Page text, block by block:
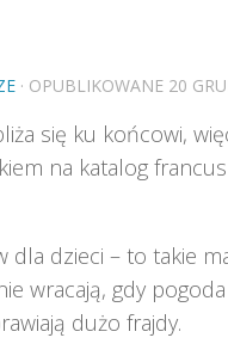
· OPUBLIKOWANE 20
się ku końcowi,
na katalog
dzieci – to takie
wracają, gdy
dużo frajdy.